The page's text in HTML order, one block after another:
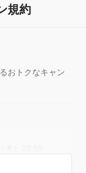
規約
おトクなキャン